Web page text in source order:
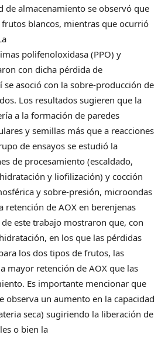
de almacenamiento se observó que
blancos, mientras que ocurrió
polifenoloxidasa (PPO) y
con dicha pérdida de
asoció con la sobre-producción de
Los resultados sugieren que la
a la formación de paredes
y semillas más que a reacciones
de ensayos se estudió la
de procesamiento (escaldado,
y liofilización) y cocción
y sobre-presión, microondas
retención de AOX en berenjenas
este trabajo mostraron que, con
en los que las pérdidas
los dos tipos de frutos, las
mayor retención de AOX que las
Es importante mencionar que
observa un aumento en la capacidad
seca) sugiriendo la liberación de
o bien la